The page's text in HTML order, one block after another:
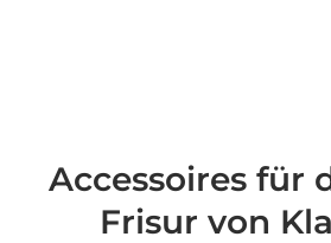
Accessoires für
Frisur von